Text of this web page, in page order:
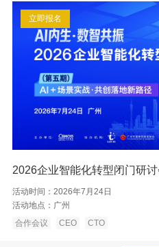
立即报名
2026企业智能化转型闭门研
活动时间： 2026年7月24日
活动地点： 广州
合作会议
CEO CTO